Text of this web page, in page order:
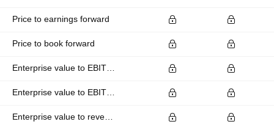
Price to earnings forward
Price to book forward